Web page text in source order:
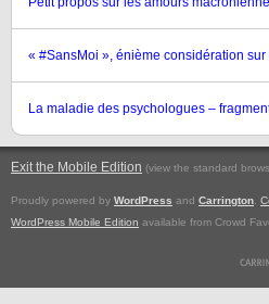
« #SansMoi », énième considération sur
La maladie des psychologues –
Exit the Mobile Edition (view the standard
Proudly powered by WordPress and Carrington
WordPress Mobile Edition available from Crowd